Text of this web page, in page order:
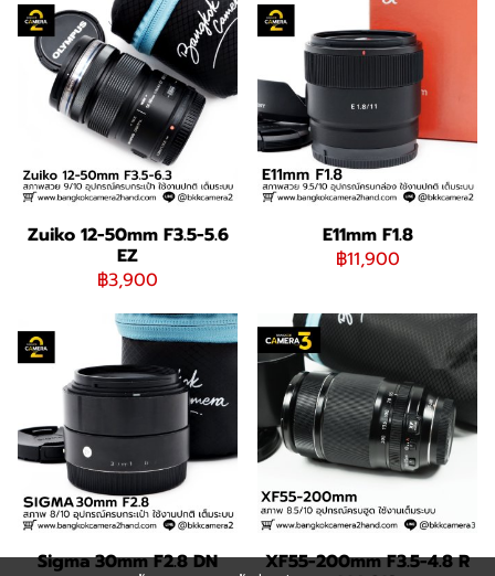
Zuiko 12-50mm F3.5-5.6
EZ
฿3,900
E11mm F1.8
฿11,900
Sigma 30mm F2.8 DN
XF55-200mm F3.5-4.8 R